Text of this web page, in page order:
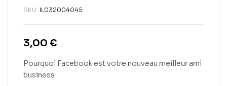
SKU: IL032004045
3,00 €
Pourquoi Facebook est votre nouveau meilleur ami
business